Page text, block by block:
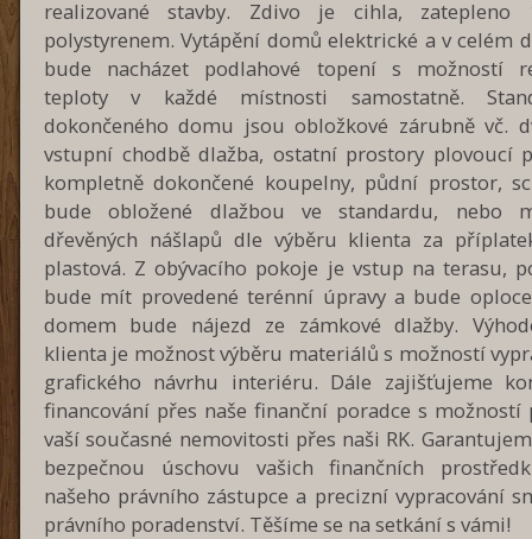
realizované stavby. Zdivo je cihla,
polystyrenem. Vytápění domů elektrické a v celém
bude nacházet podlahové topení s možností
teploty v každé místnosti samostatně.
dokončeného domu jsou obložkové zárubně vč.
vstupní chodbě dlažba, ostatní prostory plovoucí
kompletně dokončené koupelny, půdní prostor,
bude obložené dlažbou ve standardu, nebo
dřevěných nášlapů dle výběru klienta za
plastová. Z obývacího pokoje je vstup na terasu,
bude mít provedené terénní úpravy a bude
domem bude nájezd ze zámkové dlažby.
klienta je možnost výběru materiálů s možností
grafického návrhu interiéru. Dále zajišťujeme
financování přes naše finanční poradce s možností
vaší současné nemovitosti přes naši RK.
bezpečnou úschovu vašich finančních
našeho právního zástupce a precizní vypracování
právního poradenství. Těšíme se na setkání s vámi!